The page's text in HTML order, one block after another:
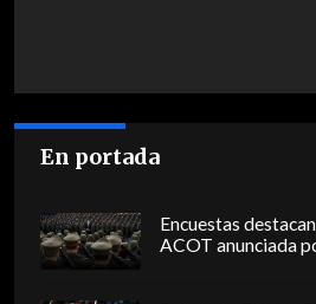
En portada
Encuestas
ACOT anunciada